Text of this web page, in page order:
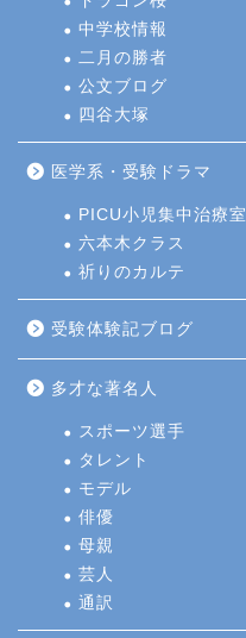
中学校情報
二月の勝者
公文ブログ
四谷大塚
医学系・受験ドラマ
PICU小児集中治療室
六本木クラス
祈りのカルテ
受験体験記ブログ
多才な著名人
スポーツ選手
タレント
モデル
俳優
母親
芸人
通訳